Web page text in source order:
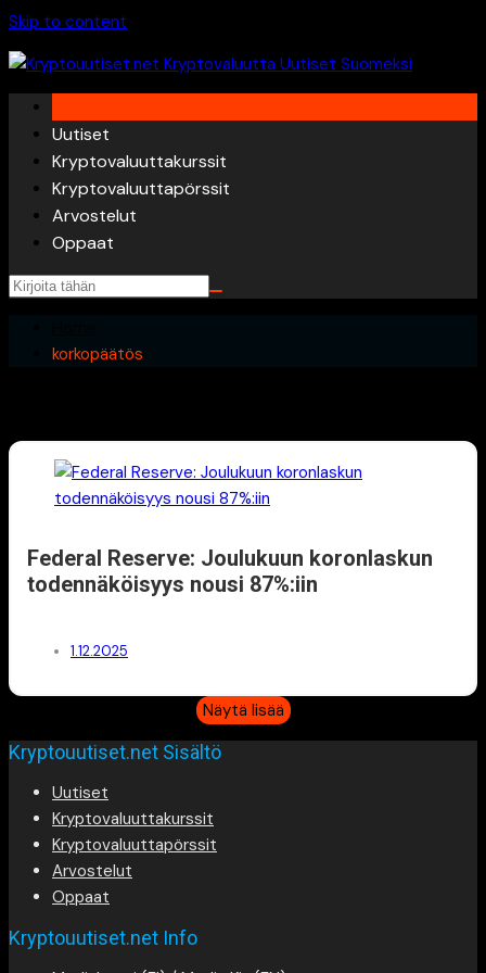
Skip to content
Uutiset
Kryptovaluuttakurssit
Kryptovaluuttapörssit
Arvostelut
Oppaat
korkopäätös
Federal Reserve: Joulukuun koronlaskun
todennäköisyys nousi 87%:iin
1.12.2025
Näytä lisää
Kryptouutiset.net Sisältö
Uutiset
Kryptovaluuttakurssit
Kryptovaluuttapörssit
Arvostelut
Oppaat
Kryptouutiset.net Info